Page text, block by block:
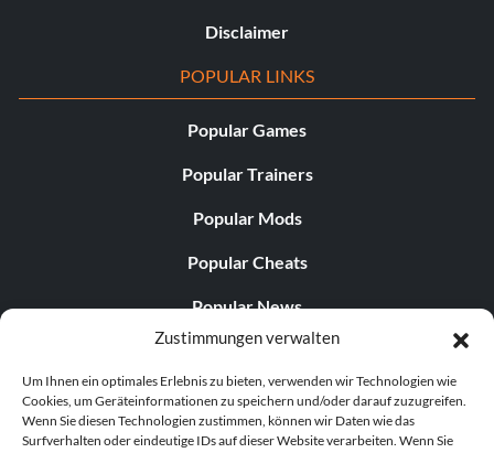
Zustimmungen verwalten
Um Ihnen ein optimales Erlebnis zu bieten, verwenden wir Technologien wie
Cookies, um Geräteinformationen zu speichern und/oder darauf zuzugreifen.
Wenn Sie diesen Technologien zustimmen, können wir Daten wie das
Surfverhalten oder eindeutige IDs auf dieser Website verarbeiten. Wenn Sie
Disclaimer
POPULAR LINKS
Popular Games
Popular Trainers
Popular Mods
Popular Cheats
Popular News
Popular Editorials
Popular Free Games
LATEST UPDATES